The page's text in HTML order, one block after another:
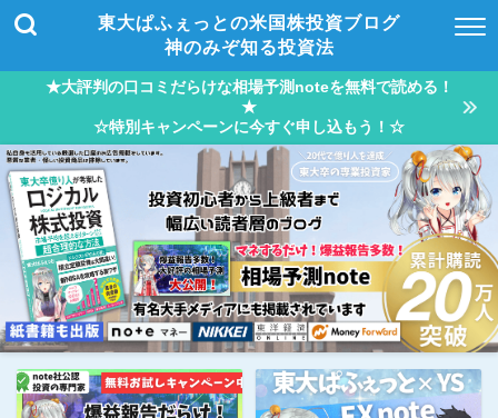
東大ぱふぇっとの米国株投資ブログ
神のみぞ知る投資法
★大評判の口コミだらけな相場予測noteを無料で読める！
★
☆特別キャンペーンに今すぐ申し込もう！☆